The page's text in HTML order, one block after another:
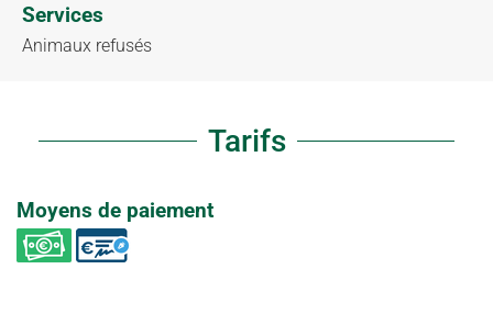
Services
Animaux refusés
Tarifs
Moyens de paiement